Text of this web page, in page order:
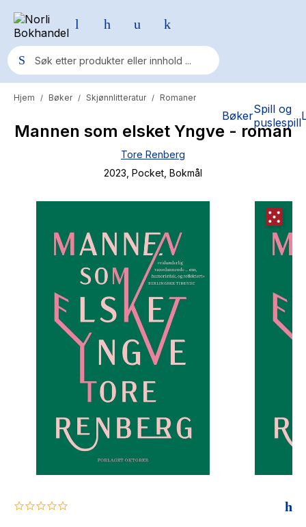
BøkerSpill og
puslespill
Populære søk
Pokemon
Fury Bound - Sable Sorensen
Elizabeth Strout
Hitster
Hypopressiv trening
The Housemaid
Hjem / Bøker / Skjønnlitteratur / Romaner
Mannen som elsket Yngve - roman
Tore Renberg
2023 , Pocket , Bokmål
0.0